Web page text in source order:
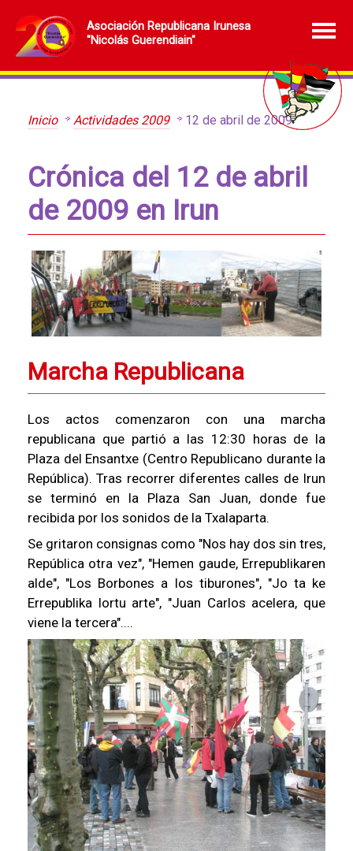
Asociación Republicana Irunesa
"Nicolás Guerendiain"
Inicio Actividades 2009 12 de abril de 2009
Crónica del 12 de abril
de 2009 en Irun
Marcha Republicana
Los actos comenzaron con una marcha
republicana que partió a las 12:30 horas de la
Plaza del Ensantxe (Centro Republicano durante la
República). Tras recorrer diferentes calles de Irun
se terminó en la Plaza San Juan, donde fue
recibida por los sonidos de la Txalaparta.
Se gritaron consignas como "Nos hay dos sin tres,
República otra vez", "Hemen gaude, Errepublikaren
alde", "Los Borbones a los tiburones", "Jo ta ke
Errepublika lortu arte", "Juan Carlos acelera, que
viene la tercera"....